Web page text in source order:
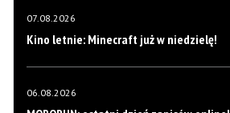
07.08.2026
Kino letnie: Minecraft już w niedzielę!
06.08.2026